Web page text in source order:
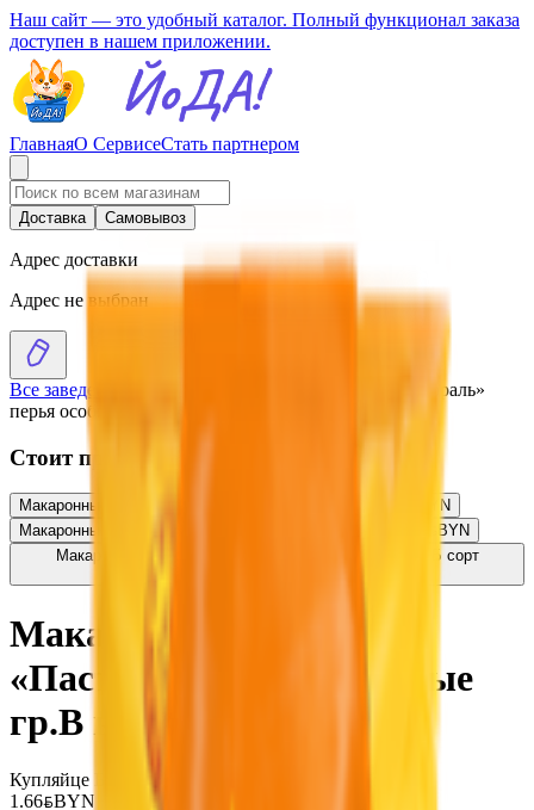
Наш сайт — это удобный каталог. Полный функционал заказа
доступен в нашем приложении.
ГлавнаяО СервисеСтать партнером
Доставка Самовывоз
Адрес доставки
Адрес не выбран
Все заведения
Макаронные изделия «Пастораль»
перья особые гр.В в/с
Стоит присмотреться
Макаронные изделия «Пастораль» рожки гр.В в/с
BYN
Макаронные изделия «Пастораль» спагетти гр.В в/с
BYN
Макаронные изделия «Ligrano» перья рифленые гр.Б сорт
Макаронные изделия
«Пастораль» перья особые
гр.В в/с
Купляйце Беларускае
1.66BYNBYN